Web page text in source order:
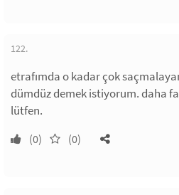
122.
etrafımda o kadar çok
dümdüz demek istiyorum. daha
lütfen.
(0) (0)